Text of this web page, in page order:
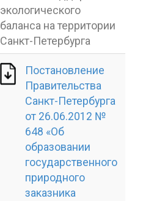
экологического
баланса на территории
Санкт-Петербурга
Постановление
Правительства
Санкт-Петербурга
от 26.06.2012 №
648 «Об
образовании
государственного
природного
заказника